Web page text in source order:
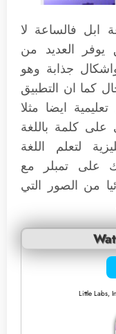
فالساعة لا
يوفر العديد من
جذابة وهو
كما ان التطبيق
ايضا مثلا
كلمة باللغة
لتعلم اللغة
على تمبلر مع
من الصور التي
Little Labs,